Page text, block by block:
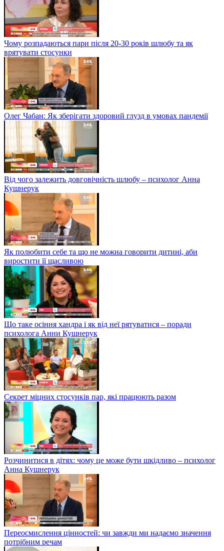
Чому розпадаються пари після 20-30 років шлюбу та як
врятувати стосунки
Олег Чабан: Як зберігати здоровий глузд в умовах пандемії
Від чого залежить довговічність шлюбу – психолог Анна
Кушнерук
Як полюбити себе та що не можна говорити дитині, аби
виростити її щасливою
Що таке осіння хандра і як від неї рятуватися – поради
психолога Анни Кушнерук
Секрет міцних стосунків пар, які працюють разом
Розчинитися в дітях: чому це може бути шкідливо – психолог
Анна Кушнерук
Переосмислення цінностей: чи завжди ми надаємо значення
потрібним речам